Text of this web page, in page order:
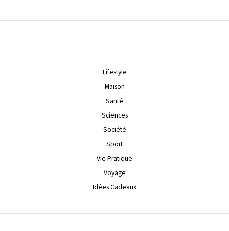
Lifestyle
Maison
Santé
Sciences
Société
Sport
Vie Pratique
Voyage
Idées Cadeaux